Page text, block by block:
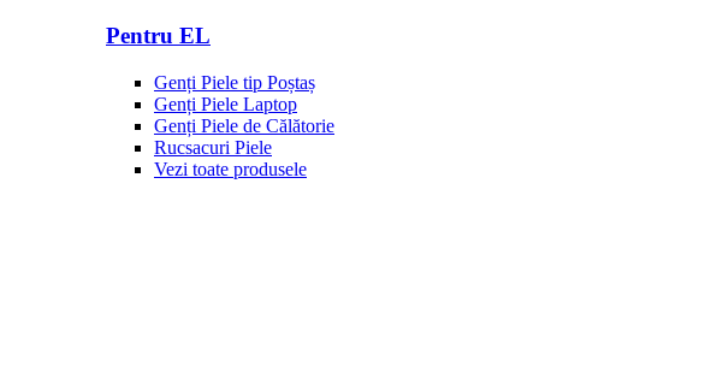
Pentru EL
Genți Piele tip Poștaș
Genți Piele Laptop
Genți Piele de Călătorie
Rucsacuri Piele
Vezi toate produsele